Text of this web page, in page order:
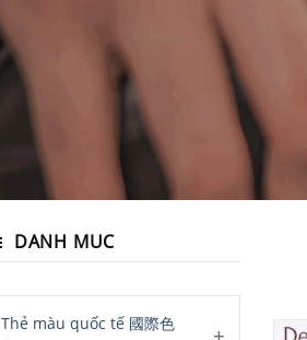
DANH MUC
Thẻ màu quốc tế 國際色